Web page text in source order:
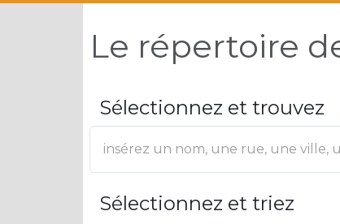
Le répertoire
Sélectionnez et trouvez
Sélectionnez et triez